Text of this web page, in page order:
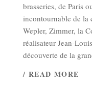
brasseries, de Paris
incontournable de la
Wepler, Zimmer, la
réalisateur Jean-
découverte de la
/ READ MORE